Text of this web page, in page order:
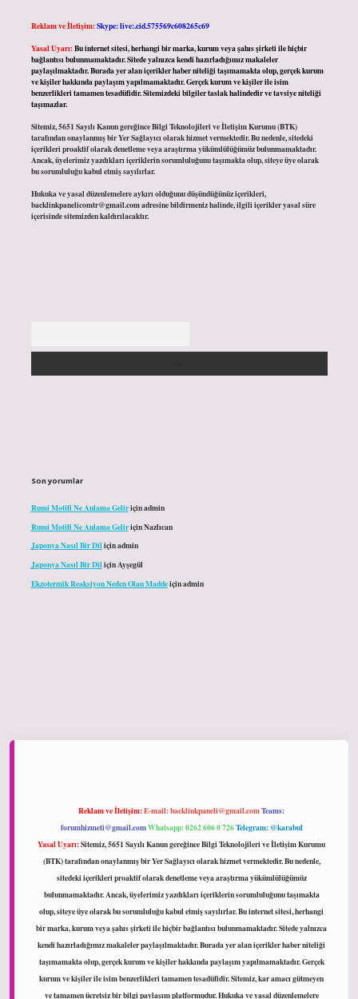
Reklam ve İletişim:Skype: live:.cid.575569c608265c69
Yasal Uyarı:Bu internet sitesi, herhangi bir marka, kurum veya şahıs şirketi ile hiçbir
bağlantısı bulunmamaktadır. Sitede yalnızca kendi hazırladığımız makaleler
paylaşılmaktadır. Burada yer alan içerikler haber niteliği taşımamakta olup, gerçek kurum
ve kişiler hakkında paylaşım yapılmamaktadır. Gerçek kurum ve kişiler ile isim
benzerlikleri tamamen tesadüfidir. Sitemizdeki bilgiler taslak halindedir ve tavsiye niteliği
taşımazlar.
Sitemiz, 5651 Sayılı Kanun gereğince Bilgi Teknolojileri ve İletişim Kurumu (BTK)
tarafından onaylanmış bir Yer Sağlayıcı olarak hizmet vermektedir. Bu nedenle, sitedeki
içerikleri proaktif olarak denetleme veya araştırma yükümlülüğümüz bulunmamaktadır.
Ancak, üyelerimiz yazdıkları içeriklerin sorumluluğunu taşımakta olup, siteye üye olarak
bu sorumluluğu kabul etmiş sayılırlar.
Hukuka ve yasal düzenlemelere aykırı olduğunu düşündüğünüz içerikleri,
backlinkpanelicomtr@gmail.comadresine bildirmeniz halinde, ilgili içerikler yasal süre
içerisinde sitemizden kaldırılacaktır.
Son yorumlar
Rumi Motifi Ne Anlama Geliriçinadmin
Rumi Motifi Ne Anlama GeliriçinNazlıcan
Japonya Nasıl Bir Diliçinadmin
Japonya Nasıl Bir DiliçinAyşegül
Ekzotermik Reaksiyon Neden Olan Maddeiçinadmin
Reklam ve İletişim:E-mail:backlinkpaneli@gmail.comTeams:
forumhizmeti@gmail.comWhatsapp: 0262 606 0 726Telegram: @karabul
Yasal Uyarı:Sitemiz, 5651 Sayılı Kanun gereğince Bilgi Teknolojileri ve İletişim Kurumu
(BTK) tarafından onaylanmış bir Yer Sağlayıcı olarak hizmet vermektedir. Bu nedenle,
sitedeki içerikleri proaktif olarak denetleme veya araştırma yükümlülüğümüz
bulunmamaktadır. Ancak, üyelerimiz yazdıkları içeriklerin sorumluluğunu taşımakta
olup, siteye üye olarak bu sorumluluğu kabul etmiş sayılırlar. Bu internet sitesi, herhangi
bir marka, kurum veya şahıs şirketi ile hiçbir bağlantısı bulunmamaktadır. Sitede yalnızca
kendi hazırladığımız makaleler paylaşılmaktadır. Burada yer alan içerikler haber niteliği
taşımamakta olup, gerçek kurum ve kişiler hakkında paylaşım yapılmamaktadır. Gerçek
kurum ve kişiler ile isim benzerlikleri tamamen tesadüfidir. Sitemiz, kar amacı gütmeyen
ve tamamen ücretsiz bir bilgi paylaşım platformudur. Hukuka ve yasal düzenlemelere